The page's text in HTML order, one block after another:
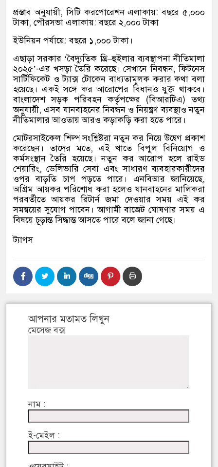
প্রস্তাব অনুযায়ী,সিটি করপোরেশন এলাকায়:বছরে ৫,০০০
টাকা, পৌরসভা এলাকায়:বছরে ২,০০০ টাকা
ইউনিয়ন পর্যায়ে:বছরে ১,০০০ টাকা।
এছাড়া সরকার ‘বৈদ্যুতিক থ্রি–হুইলার ব্যবস্থাপনা নীতিমালা
২০২৫’-এর খসড়া তৈরি করেছে। সেখানে নিবন্ধন,ফিটনেস
সার্টিফিকেট ও ট্যাক্স টোকেন বাধ্যতামূলক করার কথা বলা
হয়েছে। একই সঙ্গে কর আরোপের বিধানও যুক্ত থাকবে।
বাংলাদেশ সড়ক পরিবহন কর্তৃপক্ষের (বিআরটিএ)তথ্য
অনুযায়ী,এসব যানবাহনের নিবন্ধন ও নিয়ন্ত্রণ ব্যবস্থাও নতুন
নীতিমালার আওতায় আরও কড়াকড়ি করা হতে পারে।
মোটরসাইকেল শিল্প সংশ্লিষ্টরা নতুন কর নিয়ে উদ্বেগ প্রকাশ
করেছেন। তাদের মতে, এই খাতে বিপুল বিনিয়োগ ও
কর্মসংস্থান তৈরি হয়েছে। নতুন কর আরোপ হলে রাইড
শেয়ারিং,ডেলিভারি সেবা এবং সাধারণ ব্যবহারকারীদের
ওপর বাড়তি চাপ পড়তে পারে। এনবিআর জানিয়েছে,
অগ্রিম আয়কর পরিশোধ করা হলেও যানবাহনের মালিকরা
পরবর্তীতে আয়কর রিটার্ন জমা দেওয়ার সময় এই কর
সমন্বয়ের সুযোগ পাবেন। আগামী বাজেট ঘোষণার সময় এ
বিষয়ে চূড়ান্ত সিদ্ধান্ত আসতে পারে বলে জানা গেছে।
ট্যাগস
আপনার মতামত লিখুন
মেসেজ বক্স
নাম :
ই-মেইল :